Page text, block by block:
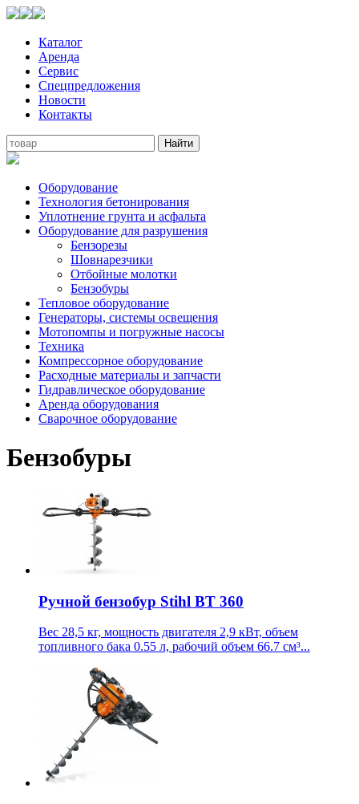
Каталог
Аренда
Сервис
Спецпредложения
Новости
Контакты
Оборудование
Технология бетонирования
Уплотнение грунта и асфальта
Оборудование для разрушения
Бензорезы
Шовнарезчики
Отбойные молотки
Бензобуры
Тепловое оборудование
Генераторы, системы освещения
Мотопомпы и погружные насосы
Техника
Компрессорное оборудование
Расходные материалы и запчасти
Гидравлическое оборудование
Аренда оборудования
Сварочное оборудование
Бензобуры
Ручной бензобур Stihl BT 360
Вес 28,5 кг, мощность двигателя 2,9 кВт, объем
топливного бака 0.55 л, рабочий объем 66.7 см³...